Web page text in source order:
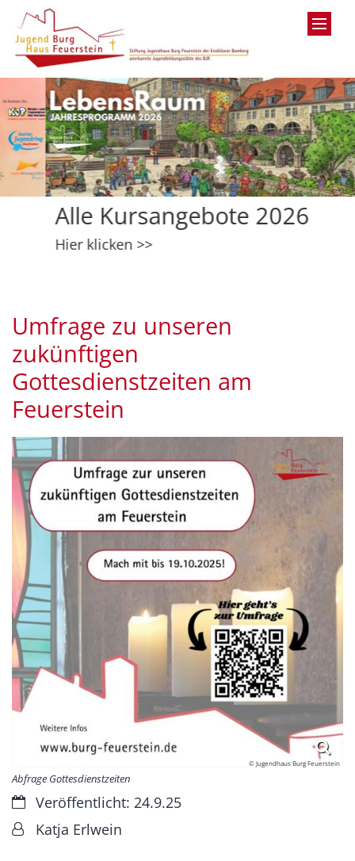
Zum Inhalt springen
Alle Kursangebote 2026
Hier klicken >>
Umfrage zu unseren
zukünftigen
Gottesdienstzeiten am
Feuerstein
© Jugendhaus Burg Feuerstein
Abfrage Gottesdienstzeiten
Datum:Veröffentlicht: 24.9.25
Von:Katja Erlwein